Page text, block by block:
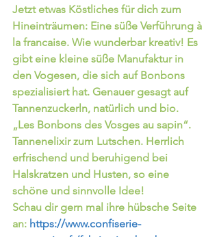
Jetzt etwas Köstliches für dich zum
Hineinträumen: Eine süße Verführung à
la francaise. Wie wunderbar kreativ! Es
gibt eine kleine süße Manufaktur in
den Vogesen, die sich auf Bonbons
spezialisiert hat. Genauer gesagt auf
Tannenzuckerln, natürlich und bio.
„Les Bonbons des Vosges au sapin“.
Tannenelixir zum Lutschen. Herrlich
erfrischend und beruhigend bei
Halskratzen und Husten, so eine
schöne und sinnvolle Idee!
Schau dir gern mal ihre hübsche Seite
an: https://www.confiserie-